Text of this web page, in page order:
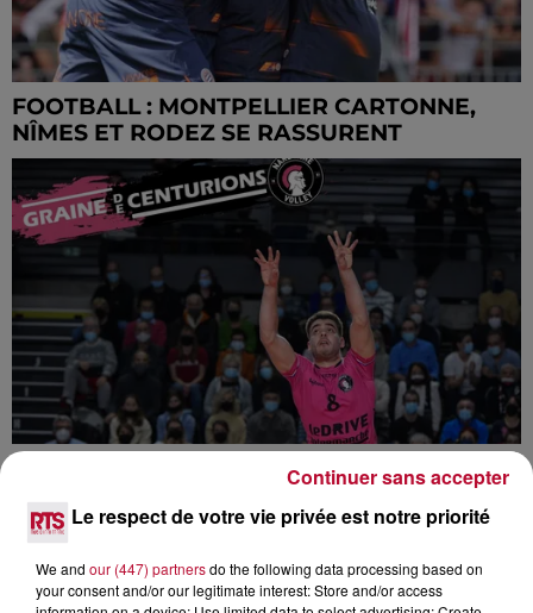
FOOTBALL : MONTPELLIER CARTONNE,
NÎMES ET RODEZ SE RASSURENT
LE NARBONNE VOLLEY MAINTENU EN
Le respect de votre vie privée est notre priorité
We and our (447) partnersdo the following data processing based on
your consent and/or our legitimate interest: Store and/or access
Continuer sans accepter